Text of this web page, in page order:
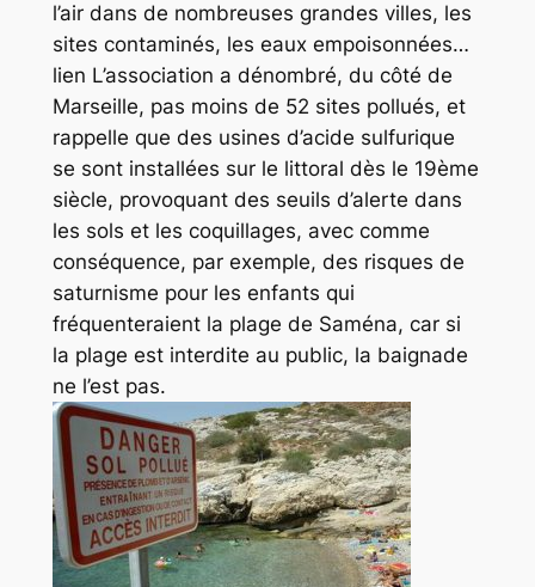
l’air dans de nombreuses grandes villes, les
sites contaminés, les eaux empoisonnées…
lien L’association a dénombré, du côté de
Marseille, pas moins de 52 sites pollués, et
rappelle que des usines d’acide sulfurique
se sont installées sur le littoral dès le 19ème
siècle, provoquant des seuils d’alerte dans
les sols et les coquillages, avec comme
conséquence, par exemple, des risques de
saturnisme pour les enfants qui
fréquenteraient la plage de Saména, car si
la plage est interdite au public, la baignade
ne l’est pas.